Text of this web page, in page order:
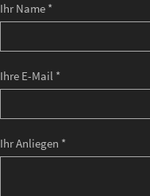
Ihr Name *
Ihre E-Mail *
Ihr Anliegen *